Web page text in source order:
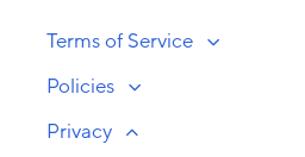
Terms of Service
Policies
Privacy